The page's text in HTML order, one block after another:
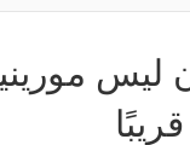
ليس